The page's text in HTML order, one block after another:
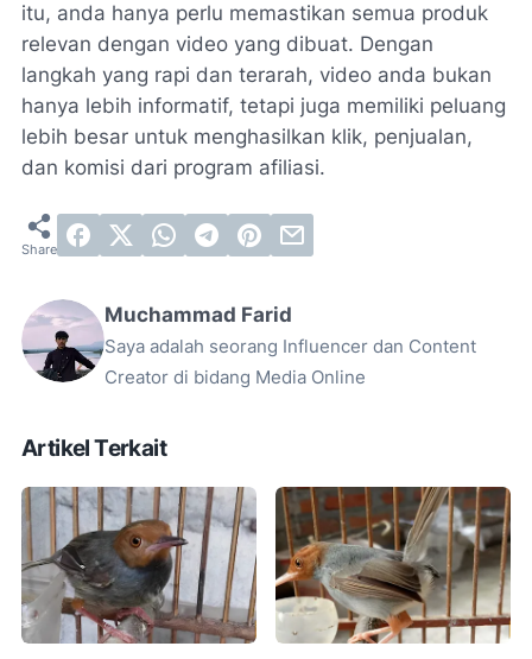
itu, anda hanya perlu memastikan semua produk
relevan dengan video yang dibuat. Dengan
langkah yang rapi dan terarah, video anda bukan
hanya lebih informatif, tetapi juga memiliki peluang
lebih besar untuk menghasilkan klik, penjualan,
dan komisi dari program afiliasi.
Muchammad Farid
Saya adalah seorang Influencer dan Content
Creator di bidang Media Online
Artikel Terkait